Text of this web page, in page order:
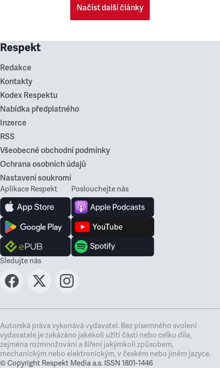
Načíst další články
Respekt
Redakce
Kontakty
Kodex Respektu
Nabídka předplatného
Inzerce
RSS
Všeobecné obchodní podmínky
Ochrana osobních údajů
Nastavení soukromí
Aplikace Respekt Poslouchejte nás
Sledujte nás
Autorská práva vykonává vydavatel. Bez písemného svolení
vydavatele je zakázáno jakékoli užití částí nebo celku díla,
zejména rozmnožování a šíření jakýmkoli způsobem,
mechanickým nebo elektronickým, v českém nebo jiném jazyce.
© Copyright Respekt Media a.s. ISSN 1801-1446